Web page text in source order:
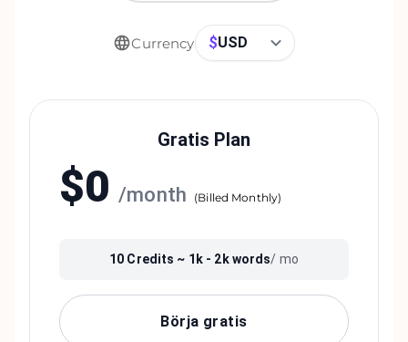
Currency $USD
Gratis Plan
$0 /month (Billed Monthly)
10 Credits ~ 1k - 2kwords/ mo
Börja gratis